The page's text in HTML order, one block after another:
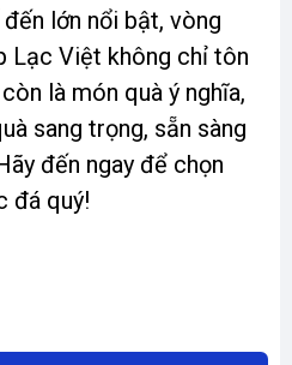
lớn nổi bật, vòng
Lạc Việt không chỉ tôn
là món quà ý nghĩa,
sang trọng, sẵn sàng
đến ngay để chọn
đá quý!